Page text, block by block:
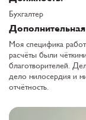
Бухгалтер
Моя специфика
расчёты были
благотворителей.
дело милосердия и
отчётность.